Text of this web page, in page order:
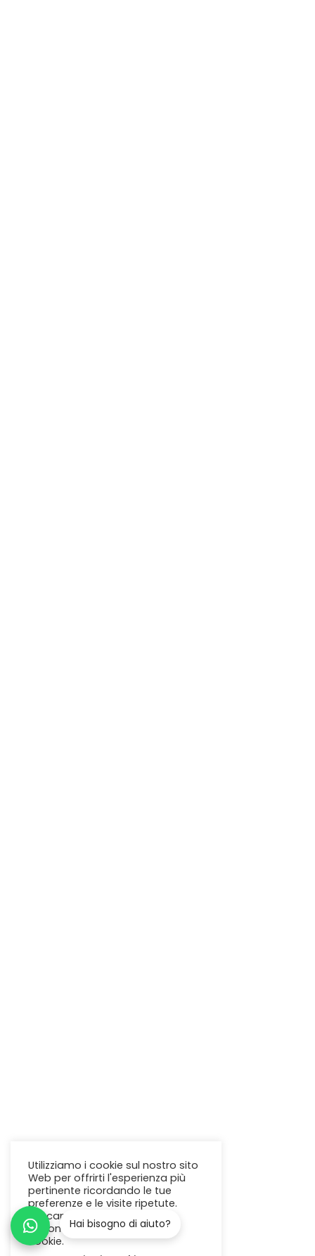
Utilizziamo i cookie sul nostro sito
Web per offrirti l'esperienza più
pertinente ricordando le tue
preferenze e le visite ripetute.
Cliccando su "Accetta"
acconsenti all'uso di TUTTI i
cookie.